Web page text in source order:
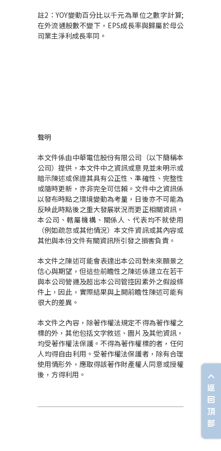
註2：YOY變動百分比以千元為單位之數字計算;
在外流通股數不變下，EPS成長率與歸屬於母公
司業主淨利成長率同。
聲明
本文件係由中華電信股份有限公司（以下簡稱本
公司）提供，本文件中之資訊或意見並未明示或
暗示陳述或保證其具有公正性、準確性、完整性
或隨時更新，亦非完全可信賴。文件中之資訊係
以發布時點之環境變動為考量，日後亦不可能為
反映此時點後之重大發展狀況而更正相關資訊。
本公司、轄屬機構、關係人、代表均不就使用
（例如疏忽或其他情況）本文件資訊或其內容或
其他與本份文件有關資訊所引發之損害負責。
本文件之陳述可能會表達出本公司對未來願景之
信心與期望，但這些前瞻性之陳述係建立在若干
與本公司營運及超出本公司管控因素外之假設條
件上，因此，實際結果與上開前瞻性陳述可能有
很大的差異。
本文件之內容，除著作權法規定不得為著作權之
標的外，其他包括文字敘述、圖片及其他資訊，
均受著作權法保護。不得為著作權標的者，任何
人均得自由利用。受著作權法保護者，除有合理
使用情形外，應取得該著作財產權人同意或授權
後，方得利用。
返
回
頂
部